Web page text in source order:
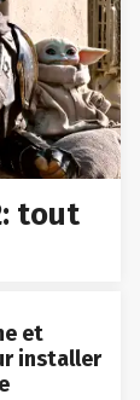
tout
et
installer